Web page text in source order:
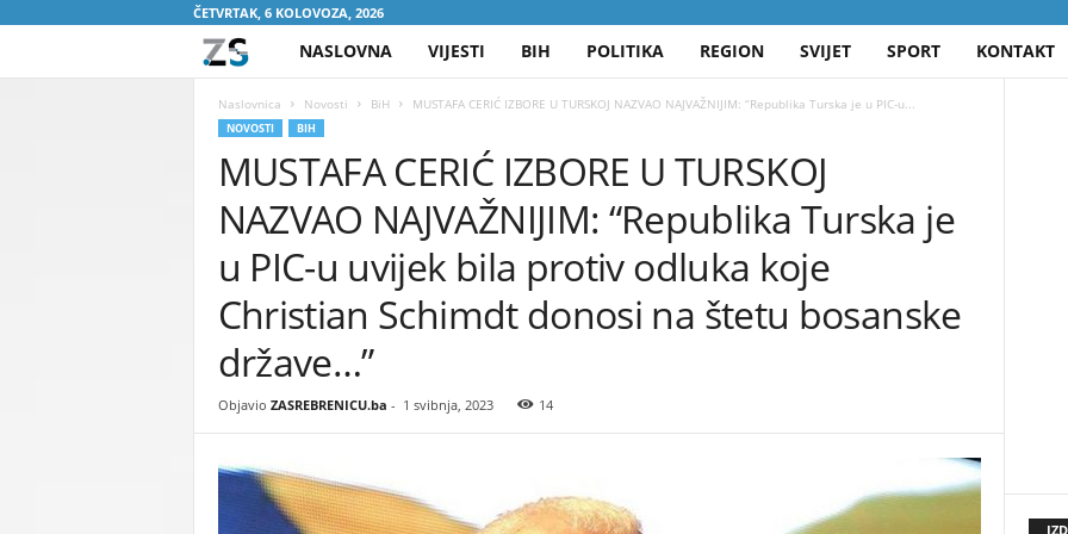
ČETVRTAK, 6 KOLOVOZA, 2026
A
S
R
E
B
R
N
I
NASLOVNA VIJESTI BIH POLITIKA REGION SVIJET SPORT KONTAKT
Naslovnica Novosti BiH MUSTAFA CERIĆ IZBORE U TURSKOJ NAZVAO NAJVAŽNIJIM: “Republika Turska je u PIC-u...
NOVOSTI BIH
MUSTAFA CERIĆ IZBORE U TURSKOJ
NAZVAO NAJVAŽNIJIM: “Republika Turska je
u PIC-u uvijek bila protiv odluka koje
Christian Schimdt donosi na štetu bosanske
države…”
Objavio ZASREBRENICU.ba - 1 svibnja, 2023 14